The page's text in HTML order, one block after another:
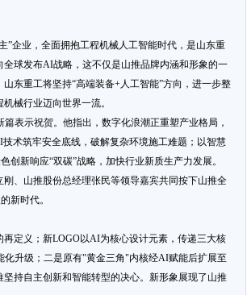
”企业，全面拥抱工程机械人工智能时代，是山东重
球发布AI战略，这不仅是山推品牌内涵和形象的一
东重工将坚持“高端装备+人工智能”方向，进一步整
械行业迈向世界一流。
表示祝贺。他指出，数字化浪潮正重塑产业格局，
术筑牢安全底线，破解复杂环境施工难题；以智慧
创新响应“双碳”战略，加快行业新质生产力发展。
、山推股份总经理张民等领导嘉宾共同按下山推全
新时代。
定义；新LOGO以AI为核心设计元素，传递三大核
升级；二是原有"黄金三角"内核经AI赋能后扩展至
持自主创新和智能转型的决心。新形象展现了山推